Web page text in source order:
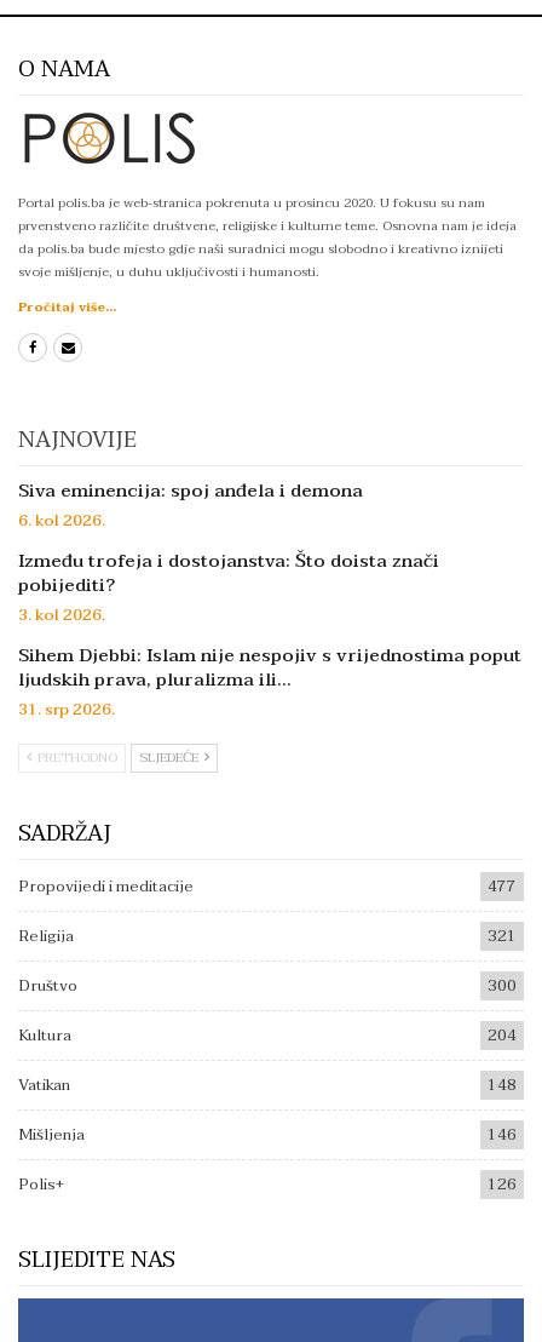
O NAMA
Portal polis.ba je web-stranica pokrenuta u prosincu 2020. U fokusu su nam
prvenstveno različite društvene, religijske i kulturne teme. Osnovna nam je ideja
da polis.ba bude mjesto gdje naši suradnici mogu slobodno i kreativno iznijeti
svoje mišljenje, u duhu uključivosti i humanosti.
Pročitaj više...
NAJNOVIJE
Siva eminencija: spoj anđela i demona
6. kol 2026.
Između trofeja i dostojanstva: Što doista znači
pobijediti?
3. kol 2026.
Sihem Djebbi: Islam nije nespojiv s vrijednostima poput
ljudskih prava, pluralizma ili…
31. srp 2026.
PRETHODNO SLJEDEĆE
SADRŽAJ
Propovijedi i meditacije
477
Religija
321
Društvo
300
Kultura
204
Vatikan
148
Mišljenja
146
Polis+
126
SLIJEDITE NAS